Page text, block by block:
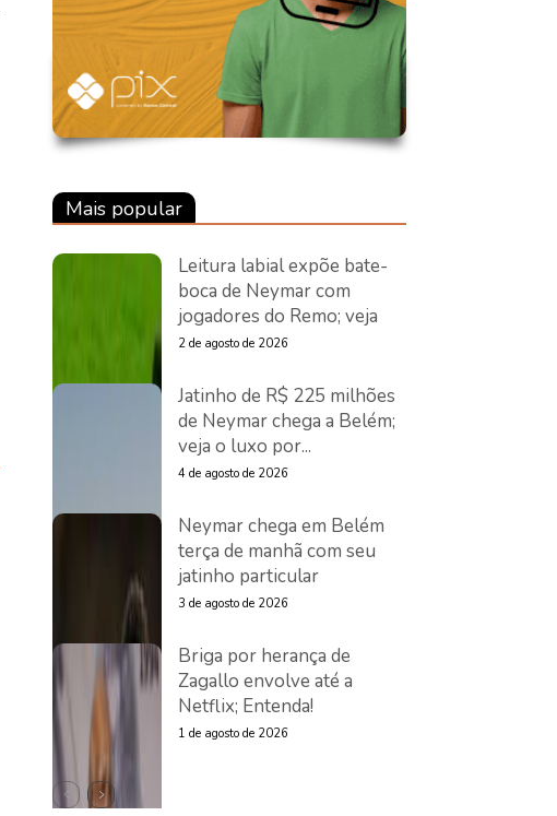
Mais popular
Leitura labial expõe bate-
boca de Neymar com
jogadores do Remo; veja
2 de agosto de 2026
Jatinho de R$ 225 milhões
de Neymar chega a Belém;
veja o luxo por...
4 de agosto de 2026
Neymar chega em Belém
terça de manhã com seu
jatinho particular
3 de agosto de 2026
Briga por herança de
Zagallo envolve até a
Netflix; Entenda!
1 de agosto de 2026